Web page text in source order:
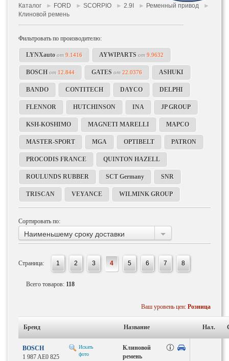
Каталог ► FORD ► SCORPIO ► 2.9I ► Ременный привод ►
Клиновой ремень
Фильтровать по производителю:
LYNXauto от 9.1416 AYWIPARTS от 9.9632
BOSCHот 12.844 GATES от 22.0376 ASHUKI
BANDO CONTITECH DAYCO DELPHI
FLENNOR HUTCHINSON INA JP GROUP
KSH-KOSHIMO MAGNETI MARELLI MAPCO
MASTER-SPORT MGA OPTIBELT PATRON
PROCODIS FRANCE QUINTON HAZELL
ROULUNDS RUBBER SCT Germany SNR
TRISCAN VEYANCE WILMINK GROUP
Сортировать по:
Наименьшему сроку доставки
Страница: 1 2 3 4 5 6 7 8
Всего товаров: 118
Ваш уровень цен: Розница
Бренд Название Нал.
BOSCH
1 987 AE0 825
Искать
фото
Клиновой
ремень